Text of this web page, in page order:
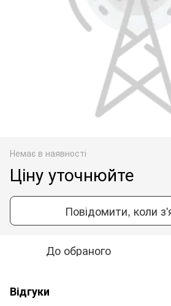
Немає в наявності
Ціну уточнюйте
Повідомити, коли
До обраного
Відгуки